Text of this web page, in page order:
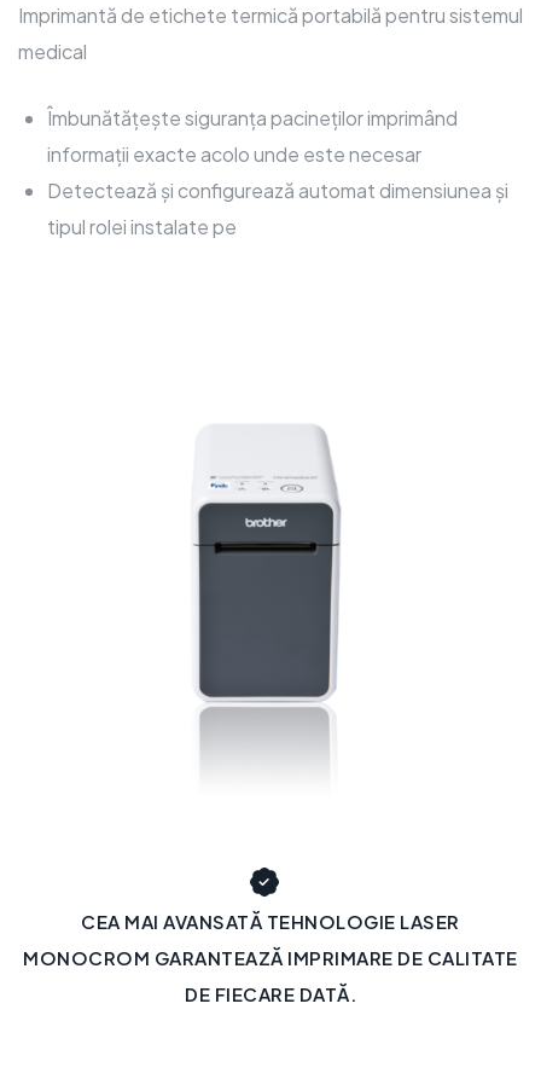
Imprimantă de etichete termică portabilă pentru sistemul
medical
Îmbunătățește siguranța pacineților imprimând
informații exacte acolo unde este necesar
Detectează și configurează automat dimensiunea și
tipul rolei instalate pe
CEA MAI AVANSATĂ TEHNOLOGIE LASER
MONOCROM GARANTEAZĂ IMPRIMARE DE CALITATE
DE FIECARE DATĂ.